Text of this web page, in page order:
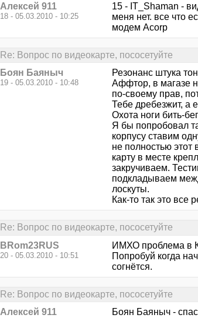
Алексей 911
18 - 05.03.2010 - 10:25
15 - IT_Shaman -
меня нет. все что
модем Acorp
Re: Вопрос по видеокарте, пососетуйте
Боян Баяныч
19 - 05.03.2010 - 10:48
Резонанс штука
Аффтор, в магазе
по-своему прав,
Тебе дребезжит, а
Охота ноги бить-
Я бы попробовал
корпусу ставим
не полностью этот
карту в месте
закручиваем.
подкладываем
лоскуты.
Как-то так это все
Re: Вопрос по видеокарте, пососетуйте
BRom23RUS
20 - 05.03.2010 - 10:51
ИМХО проблема в
Попробуй когда
согнётся.
Re: Вопрос по видеокарте, пососетуйте
Алексей 911
Боян Баяныч -